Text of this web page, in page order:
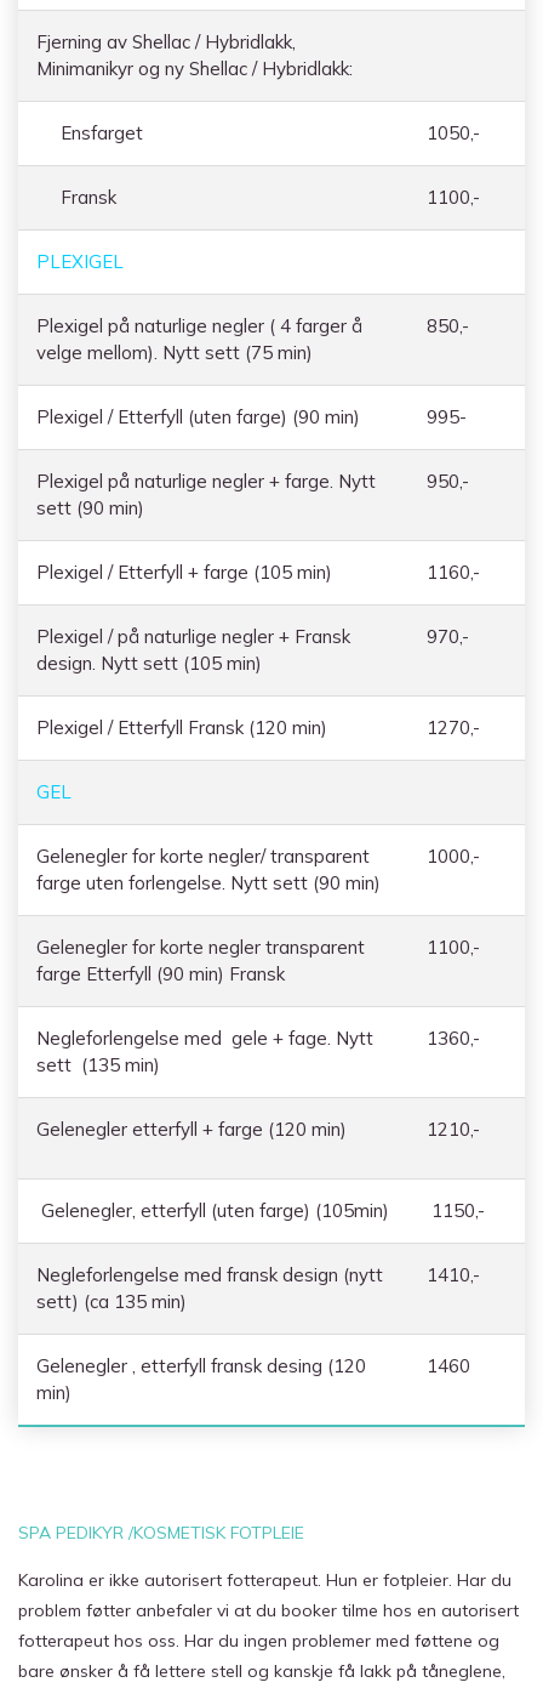
Fjerning av Shellac / Hybridlakk,
Minimanikyr og ny Shellac / Hybridlakk:
Ensfarget 1050,-
Fransk 1100,-
PLEXIGEL
Plexigel på naturlige negler ( 4 farger å
velge mellom). Nytt sett (75 min)
850,-
Plexigel / Etterfyll (uten farge) (90 min) 995-
Plexigel på naturlige negler + farge. Nytt
sett (90 min)
950,-
Plexigel / Etterfyll + farge (105 min) 1160,-
Plexigel / på naturlige negler + Fransk
design. Nytt sett (105 min)
970,-
Plexigel / Etterfyll Fransk (120 min) 1270,-
GEL
Gelenegler for korte negler/ transparent
farge uten forlengelse. Nytt sett (90 min)
1000,-
Gelenegler for korte negler transparent
farge Etterfyll (90 min) Fransk
1100,-
Negleforlengelse med gele + fage. Nytt
sett (135 min)
1360,-
Gelenegler etterfyll + farge (120 min) 1210,-
Gelenegler, etterfyll (uten farge) (105min) 1150,-
Negleforlengelse med fransk design (nytt
sett) (ca 135 min)
1410,-
Gelenegler , etterfyll fransk desing (120
min)
1460
SPA PEDIKYR /KOSMETISK FOTPLEIE
Karolina er ikke autorisert fotterapeut. Hun er fotpleier. Har du
problem føtter anbefaler vi at du booker tilme hos en autorisert
fotterapeut hos oss. Har du ingen problemer med føttene og
bare ønsker å få lettere stell og kanskje få lakk på tåneglene,